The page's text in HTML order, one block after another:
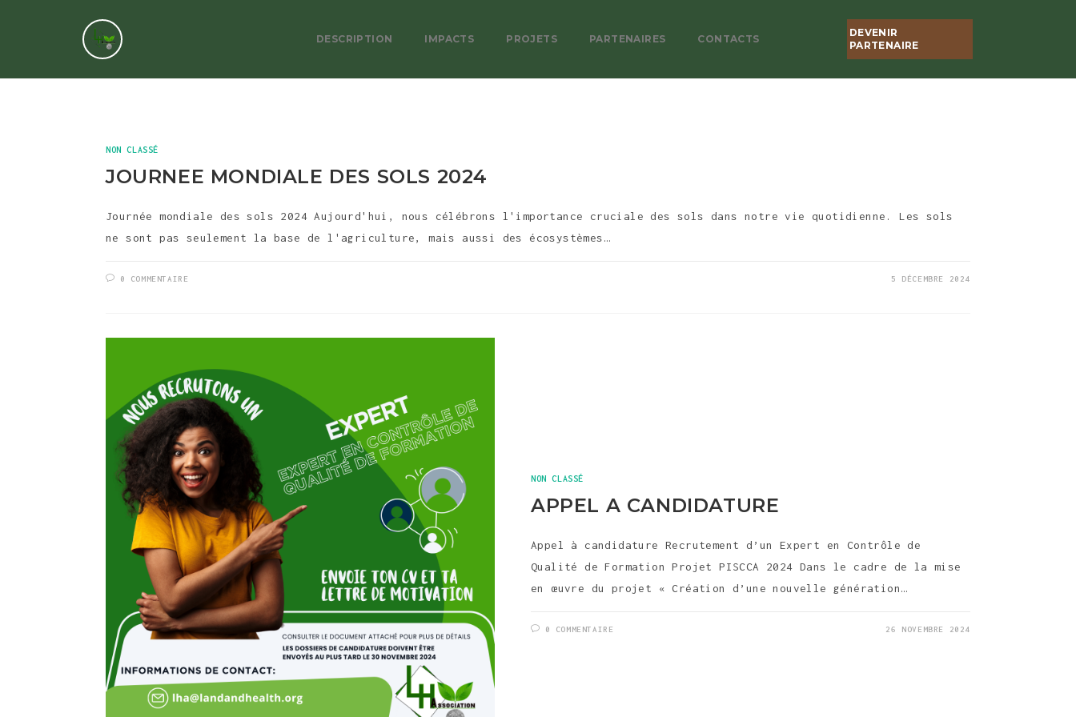
DESCRIPTION IMPACTS PROJETS PARTENAIRES CONTACTS
DEVENIR
PARTENAIRE
NON CLASSÉ
JOURNEE MONDIALE DES SOLS 2024
Journée mondiale des sols 2024 Aujourd'hui, nous célébrons l'importance cruciale des sols dans notre vie quotidienne. Les sols
ne sont pas seulement la base de l'agriculture, mais aussi des écosystèmes…
0 COMMENTAIRE 5 DÉCEMBRE 2024
NON CLASSÉ
APPEL A CANDIDATURE
Appel à candidature Recrutement d’un Expert en Contrôle de
Qualité de Formation Projet PISCCA 2024 Dans le cadre de la mise
en œuvre du projet « Création d’une nouvelle génération…
0 COMMENTAIRE 26 NOVEMBRE 2024